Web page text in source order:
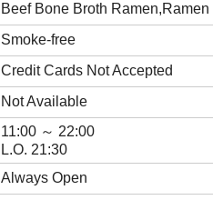
Beef Bone Broth
Smoke-free
Credit Cards Not Accepted
Not Available
11:00 ～ 22:00
L.O. 21:30
Always Open